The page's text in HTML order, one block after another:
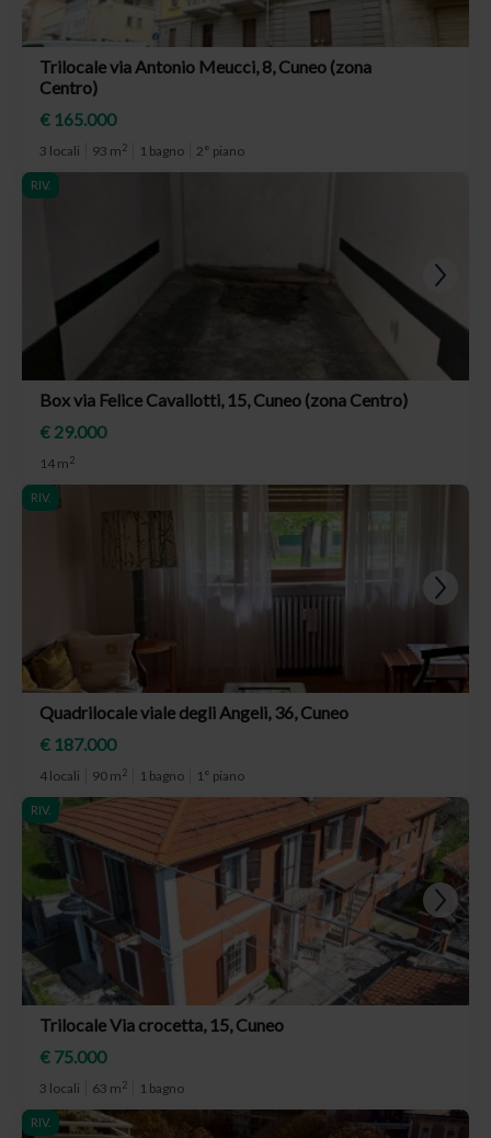
Trilocale via Antonio Meucci, 8, Cuneo (zona
Centro)
€ 165.000
3 locali 93 m2 1 bagno 2° piano
RIV.
Box via Felice Cavallotti, 15, Cuneo (zona Centro)
€ 29.000
14 m2
RIV.
Quadrilocale viale degli Angeli, 36, Cuneo
€ 187.000
4 locali 90 m2 1 bagno 1° piano
RIV.
Trilocale Via crocetta, 15, Cuneo
€ 75.000
3 locali 63 m2 1 bagno
RIV.